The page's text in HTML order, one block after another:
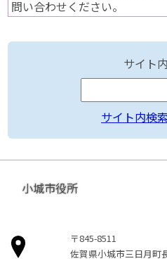
問い合わせください。
サイト
サイト内検
小城市役所
〒845-8511
佐賀県小城市三日月町